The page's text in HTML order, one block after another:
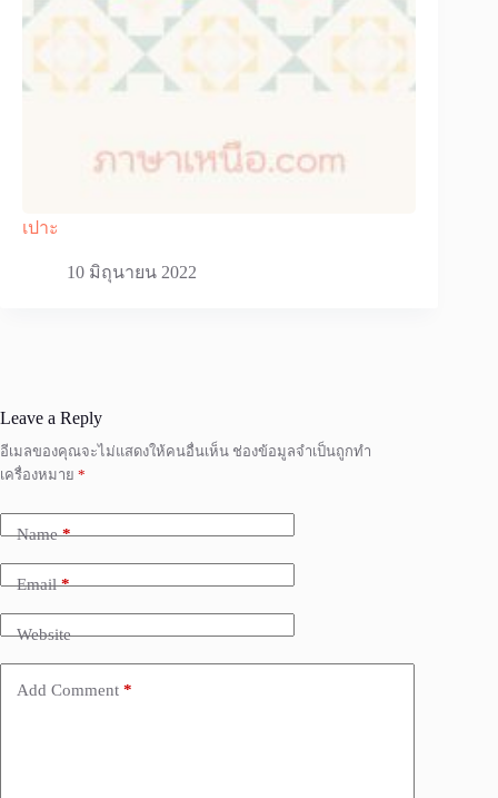
เปาะ
10 มิถุนายน 2022
Leave a Reply
อีเมลของคุณจะไม่แสดงให้คนอื่นเห็น ช่องข้อมูลจำเป็นถูกทำ
เครื่องหมาย *
Name*
Email*
Website
Add Comment *